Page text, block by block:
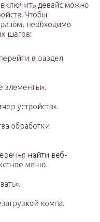
девайс можно
Чтобы
необходимо
шагов:
в раздел
элементы».
устройств».
обработки
найти веб-
меню.
компа.